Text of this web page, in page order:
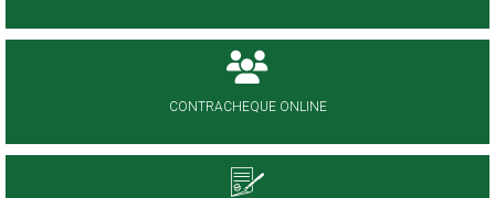
CONTRACHEQUE ONLINE